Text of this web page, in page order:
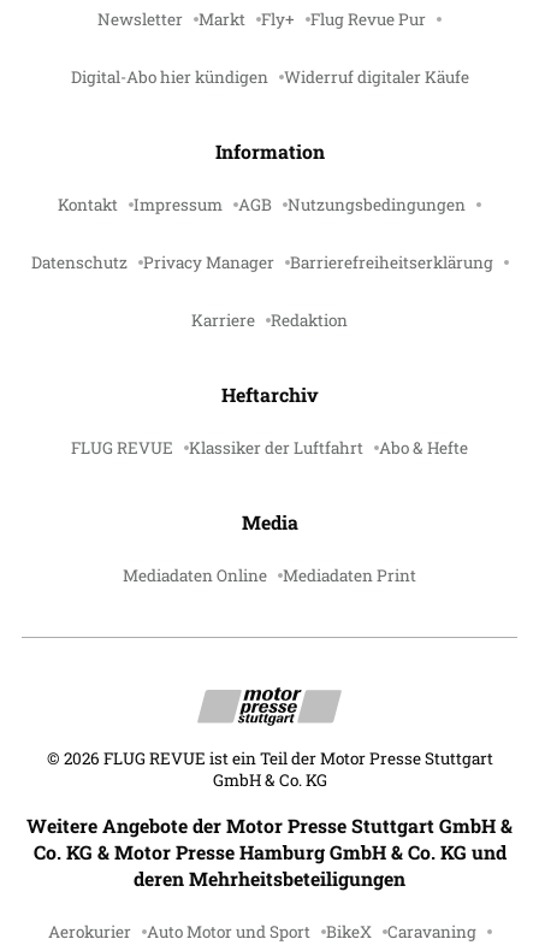
Newsletter Markt Fly+ Flug Revue Pur
Digital-Abo hier kündigen Widerruf digitaler Käufe
Information
Kontakt Impressum AGB Nutzungsbedingungen
Datenschutz Privacy Manager Barrierefreiheitserklärung
Karriere Redaktion
Heftarchiv
FLUG REVUE Klassiker der Luftfahrt Abo & Hefte
Media
Mediadaten Online Mediadaten Print
© 2026 FLUG REVUE ist ein Teil der Motor Presse Stuttgart
GmbH & Co. KG
Weitere Angebote der Motor Presse Stuttgart GmbH &
Co. KG & Motor Presse Hamburg GmbH & Co. KG und
deren Mehrheitsbeteiligungen
Aerokurier Auto Motor und Sport BikeX Caravaning